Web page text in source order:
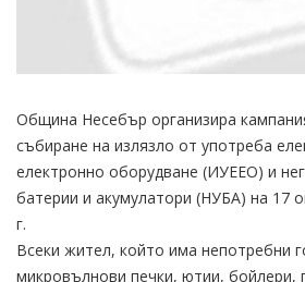
Община Несебър организира
събиране на излязло от употреба
електронно оборудване (ИУЕЕО) и
батерии и акумулатори (НУБА) на 17
г.
Всеки жител, който има непотребни
микровълнови печки, ютии, бойлери,